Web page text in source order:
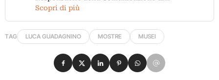
Scopri di più
TAG LUCA GUADAGNINO MOSTRE MUSEI
Condividi su Facebook
Condividi su X
Condividi su LinkedIn
Condividi su Pinterest
Condividi su WhatsApp
Condividi su Email